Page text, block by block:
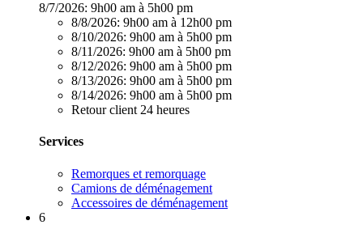
8/7/2026: 9h00 am à 5h00 pm
8/8/2026: 9h00 am à 12h00 pm
8/10/2026: 9h00 am à 5h00 pm
8/11/2026: 9h00 am à 5h00 pm
8/12/2026: 9h00 am à 5h00 pm
8/13/2026: 9h00 am à 5h00 pm
8/14/2026: 9h00 am à 5h00 pm
Retour client 24 heures
Services
Remorques et remorquage
Camions de déménagement
Accessoires de déménagement
6